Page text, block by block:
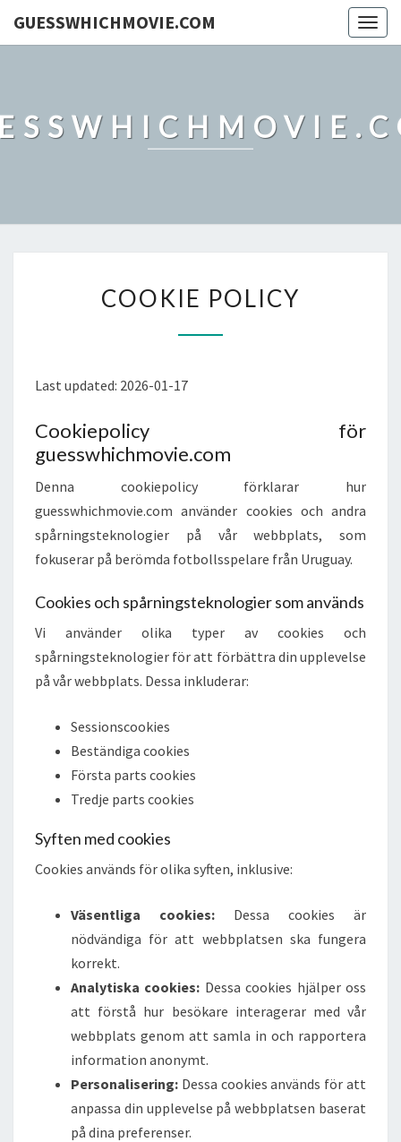
GUESSWHICHMOVIE.COM
POLICY
COOKIE POLICY
Last updated: 2026-01-17
Cookiepolicy för
guesswhichmovie.com
Denna cookiepolicy förklarar hur
guesswhichmovie.com använder cookies och andra
spårningsteknologier på vår webbplats, som
fokuserar på berömda fotbollsspelare från Uruguay.
Cookies och spårningsteknologier som används
Vi använder olika typer av cookies och
spårningsteknologier för att förbättra din upplevelse
på vår webbplats. Dessa inkluderar:
Sessionscookies
Beständiga cookies
Första parts cookies
Tredje parts cookies
Syften med cookies
Cookies används för olika syften, inklusive:
Väsentliga cookies: Dessa cookies är
nödvändiga för att webbplatsen ska fungera
korrekt.
Analytiska cookies: Dessa cookies hjälper oss
att förstå hur besökare interagerar med vår
webbplats genom att samla in och rapportera
information anonymt.
Personalisering: Dessa cookies används för att
anpassa din upplevelse på webbplatsen baserat
på dina preferenser.